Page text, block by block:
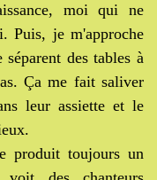
moi qui ne
Puis, je m'approche
des tables à
Ça me fait saliver
leur assiette et le
produit toujours un